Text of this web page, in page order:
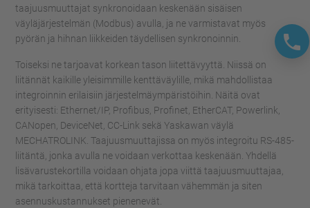
taajuusmuuttajat synkronoidaan keskenään sisäisen
väyläjärjestelmän (Modbus) avulla, ja ne varmistavat myös
pyörän ja hihnan liikkeiden täydellisen synkronoinnin.
Toiseksi ne tarjoavat korkean tason liitettävyyttä. Niissä on
liitännät kaikille yleisimmille kenttäväylille, mikä mahdollistaa
integroinnin erilaisiin järjestelmäympäristöihin. Näitä ovat
erityisesti: Ethernet/IP, Profibus, Profinet, EtherCAT, Powerlink,
CANopen, DeviceNet, CC-Link sekä Yaskawan väylä
MECHATROLINK. Taajuusmuuttajissa on myös integroitu RS-485-
liitäntä, jonka avulla ne voidaan verkottaa keskenään. Yhdellä
lisävarustekortilla voidaan ohjata jopa viittä taajuusmuuttajaa,
mikä tarkoittaa, että kortteja tarvitaan vähemmän ja siten
asennuskustannukset pienenevät.